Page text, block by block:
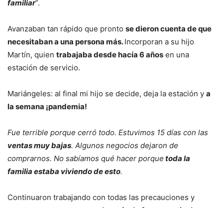
familiar”.
Avanzaban tan rápido que pronto se dieron cuenta de que
necesitaban a una persona más.Incorporan a su hijo
Martín, quien trabajaba desde hacía 6 años en una
estación de servicio.
Mariángeles: al final mi hijo se decide, deja la estación y a
la semana ¡pandemia!
Fue terrible porque cerró todo. Estuvimos 15 días con las
ventas muy bajas. Algunos negocios dejaron de
comprarnos. No sabíamos qué hacer porque toda la
familia estaba viviendo de esto.
Continuaron trabajando con todas las precauciones y